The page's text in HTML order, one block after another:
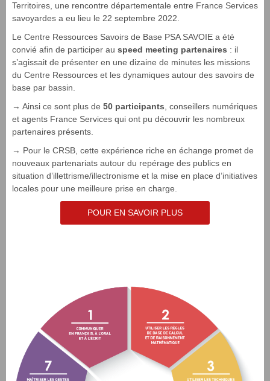
Territoires, une rencontre départementale entre France Services
savoyardes a eu lieu le 22 septembre 2022.
Le Centre Ressources Savoirs de Base PSA SAVOIE a été
convié afin de participer au speed meeting partenaires : il
s’agissait de présenter en une dizaine de minutes les missions
du Centre Ressources et les dynamiques autour des savoirs de
base par bassin.
→ Ainsi ce sont plus de 50 participants , conseillers numériques
et agents France Services qui ont pu découvrir les nombreux
partenaires présents.
→ Pour le CRSB, cette expérience riche en échange promet de
nouveaux partenariats autour du repérage des publics en
situation d’illettrisme/illectronisme et la mise en place d’initiatives
locales pour une meilleure prise en charge.
POUR EN SAVOIR PLUS